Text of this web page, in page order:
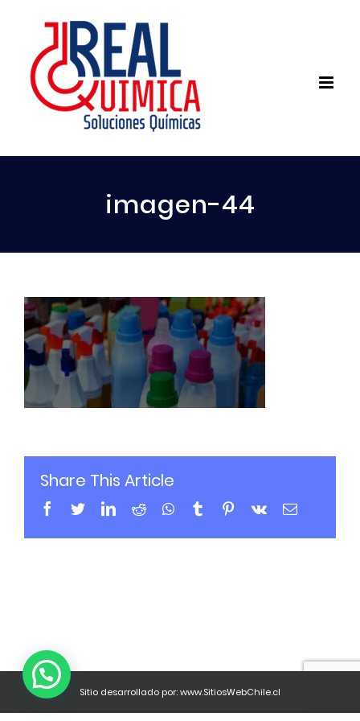
imagen-44
Share This Article
Sitio desarrollado por:www.SitiosWebChile.cl